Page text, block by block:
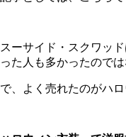
スーサイド・スクワッ
った人も多かったので
で、よく売れたのがハ